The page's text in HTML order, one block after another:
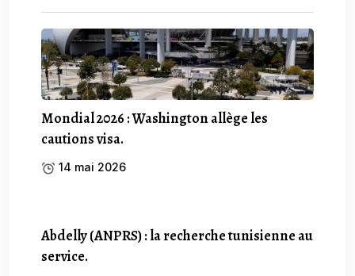
Mondial 2026 : Washington allège les
cautions visa.
14 mai 2026
Abdelly (ANPRS) : la recherche tunisienne au
service.